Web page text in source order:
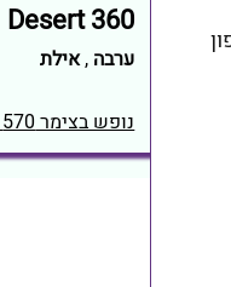
Desert 360‏
ערבה ,אילת
נופש בצימר 570 בערבה